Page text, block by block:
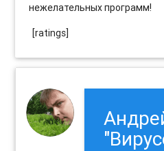
нежелательных программ!
[ratings]